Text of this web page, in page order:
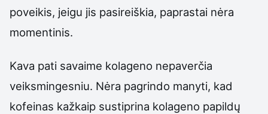
poveikis, jeigu jis pasireiškia, paprastai nėra
momentinis.
Kava pati savaime kolageno nepaverčia
veiksmingesniu. Nėra pagrindo manyti, kad
kofeinas kažkaip sustiprina kolageno papildų